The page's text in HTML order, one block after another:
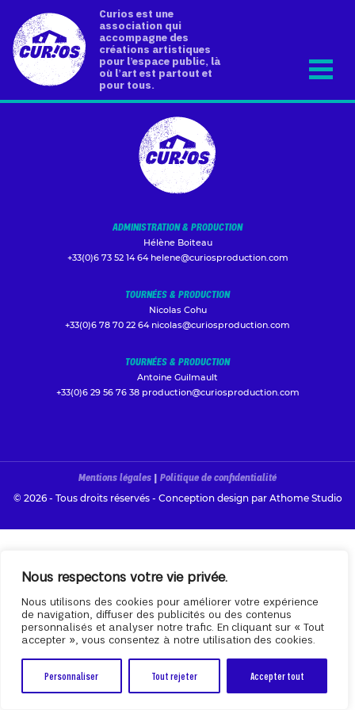
Nous respectons votre vie privée.
Nous utilisons des cookies pour améliorer votre expérience
de navigation, diffuser des publicités ou des contenus
personnalisés et analyser notre trafic. En cliquant sur « Tout
accepter », vous consentez à notre utilisation des cookies.
Personnaliser Tout rejeter Accepter tout
Curios est une
association qui
accompagne des
créations artistiques
pour l’espace public, là
où l’art est partout et
pour tous.
ADMINISTRATION & PRODUCTION
Hélène Boiteau
+33(0)6 73 52 14 64 helene@curiosproduction.com
TOURNÉES & PRODUCTION
Nicolas Cohu
+33(0)6 78 70 22 64 nicolas@curiosproduction.com
TOURNÉES & PRODUCTION
Antoine Guilmault
+33(0)6 29 56 76 38 production@curiosproduction.com
Mentions légales | Politique de confidentialité
© 2026 - Tous droits réservés - Conception design par Athome Studio